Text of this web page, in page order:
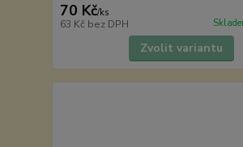
70 Kč/ks
63 Kč bez DPH
Zvolit variantu